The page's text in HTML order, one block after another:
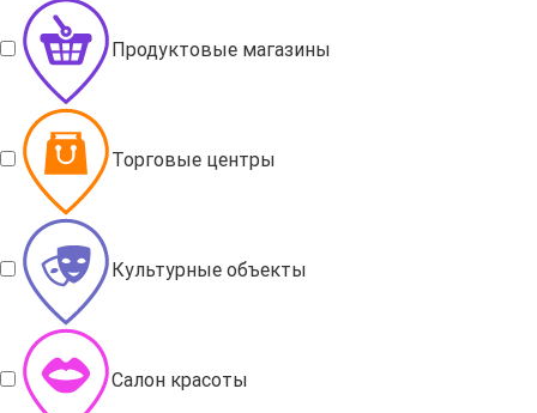
Продуктовые магазины
Торговые центры
Культурные объекты
Салон красоты